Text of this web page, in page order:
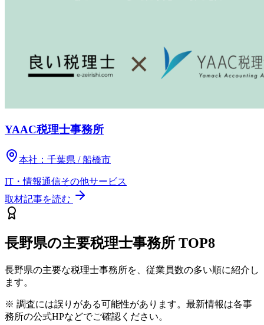
YAAC税理士事務所
本社： 千葉県 / 船橋市
IT・情報通信その他サービス
取材記事を読む
長野県の主要税理士事務所 TOP8
長野県の主要な税理士事務所を、従業員数の多い順に紹介し
ます。
※ 調査には誤りがある可能性があります。最新情報は各事
務所の公式HPなどでご確認ください。